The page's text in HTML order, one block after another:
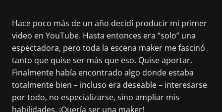
Hace poco más de un año decidí producir mi primer
video en YouTube. Hasta entonces era “solo” una
espectadora, pero toda la escena maker me fascinó
tanto que quise ser más que eso. Quise aportar.
Finalmente había encontrado algo donde estaba
totalmente bien – incluso era deseable – interesarse
por todo, no especializarse, sino ampliar mis
habilidades. ¡Quería ser una maker!